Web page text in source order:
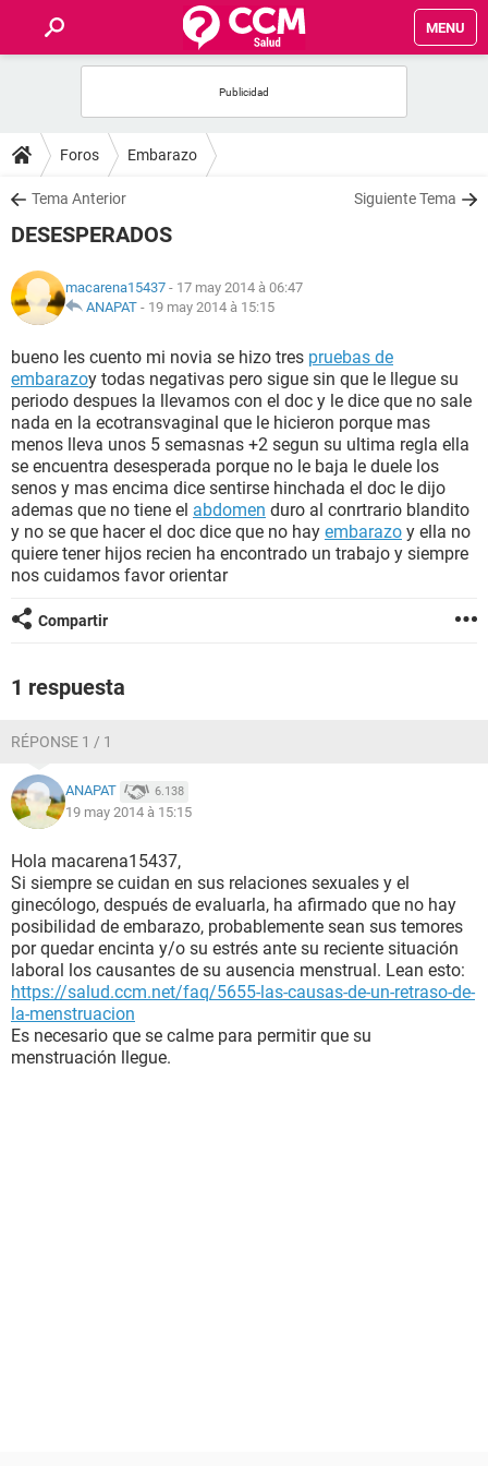
MENU
FORUMS
SALUD
NUTRICIÓN
BIENESTAR
SEXUALIDAD
GLOSARIO
Foros Embarazo
Tema Anterior Siguiente Tema
DESESPERADOS
macarena15437 - 17 may 2014 à 06:47
ANAPAT - 19 may 2014 à 15:15
bueno les cuento mi novia se hizo tres pruebas de
embarazoy todas negativas pero sigue sin que le llegue su
periodo despues la llevamos con el doc y le dice que no sale
nada en la ecotransvaginal que le hicieron porque mas
menos lleva unos 5 semasnas +2 segun su ultima regla ella
se encuentra desesperada porque no le baja le duele los
senos y mas encima dice sentirse hinchada el doc le dijo
ademas que no tiene el abdomen duro al conrtrario blandito
y no se que hacer el doc dice que no hay embarazo y ella no
quiere tener hijos recien ha encontrado un trabajo y siempre
nos cuidamos favor orientar
Compartir
1 respuesta
RÉPONSE 1 / 1
ANAPAT 6.138
19 may 2014 à 15:15
Hola macarena15437,
Si siempre se cuidan en sus relaciones sexuales y el
ginecólogo, después de evaluarla, ha afirmado que no hay
posibilidad de embarazo, probablemente sean sus temores
por quedar encinta y/o su estrés ante su reciente situación
laboral los causantes de su ausencia menstrual. Lean esto:
https://salud.ccm.net/faq/5655-las-causas-de-un-retraso-de-
la-menstruacion
Es necesario que se calme para permitir que su
menstruación llegue.